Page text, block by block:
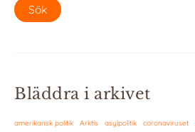
Bläddra i arkivet
amerikansk politik Arktis asylpolitik coronaviruset